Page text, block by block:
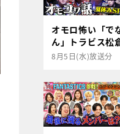
オモロ怖い「で
ん」トラビス松
8月5日(水)放送分